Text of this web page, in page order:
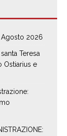
Agosto 2026
Teresa
Ostiarius e